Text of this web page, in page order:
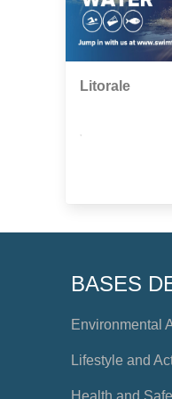
Litorale
BASES
Environmental
Lifestyle and
Health and